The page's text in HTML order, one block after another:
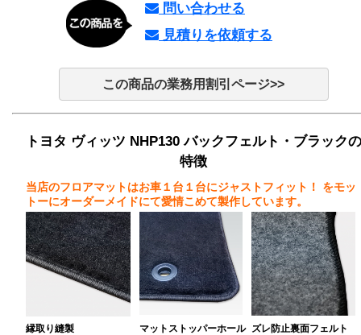
問い合わせる
見積りを依頼する
この商品の業務用割引ページ>>
トヨタ ヴィッツ NHP130 バックフェルト・ブラックの
特徴
当店のフロアマットはお車１台１台にジャストフィット！
をモッ
トーにオーダーメイドにて愛情こめて製作しています。
縁取り縫製 マットストッパーホール ズレ防止裏面フェルト